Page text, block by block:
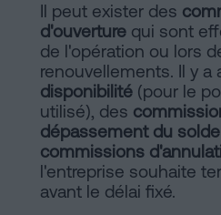
Il peut exister des
d'ouverture qui sont
de l'opération ou lors
renouvellements. Il y a
disponibilité (pour le
utilisé), des
dépassement du
commissions
l'entreprise souhaite
avant le délai fixé.